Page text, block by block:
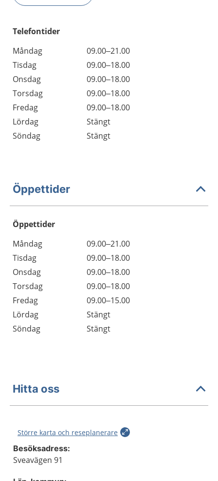
Telefontider
Måndag
09.00–21.00
Tisdag
09.00–18.00
Onsdag
09.00–18.00
Torsdag
09.00–18.00
Fredag
09.00–18.00
Lördag
Stängt
Söndag
Stängt
Öppettider
Öppettider
Dag
Öppettider
Kommentarer
Måndag
09.00–21.00
Tisdag
09.00–18.00
Onsdag
09.00–18.00
Torsdag
09.00–18.00
Fredag
09.00–15.00
Lördag
Stängt
Söndag
Stängt
Hitta oss
Större karta och reseplanerare
Besöksadress:
Sveavägen 91